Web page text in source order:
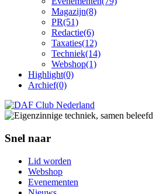
Magazijn(8)
PR(51)
Redactie(6)
Taxaties(12)
Techniek(14)
Webshop(1)
Highlight(0)
Archief(0)
Snel naar
Lid worden
Webshop
Evenementen